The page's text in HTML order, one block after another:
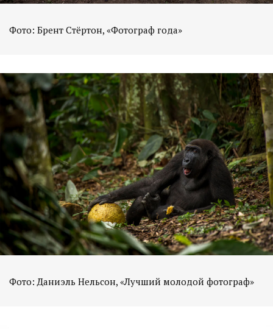
Фото: Брент Стёртон, «Фотограф года»
Фото: Даниэль Нельсон, «Лучший молодой фотограф»